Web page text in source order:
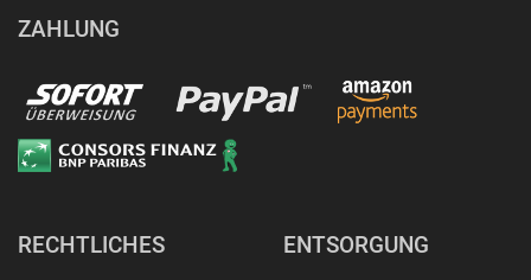
ZAHLUNG
RECHTLICHES ENTSORGUNG